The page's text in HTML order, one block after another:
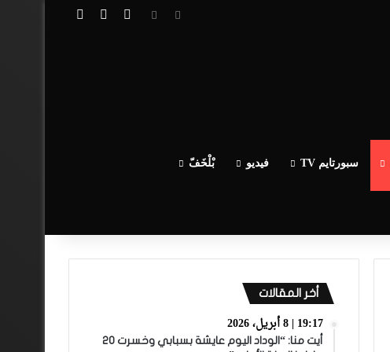
تسجيل الدخول
مقال عشوائي
سبورتايم TV فيديو بْلْخَفّ
أخر المقالات
19:17 | 8 أبريل، 2026
أيت منا: “الوداد اليوم عايشة بسبابي وخسرت 20